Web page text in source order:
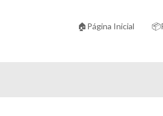
🏠Página Inicial